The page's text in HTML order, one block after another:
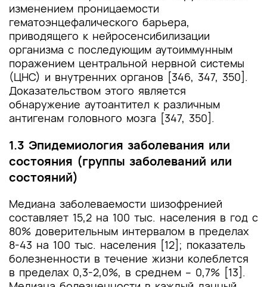
изменением проницаемости
гематоэнцефалического барьера,
приводящего к нейросенсибилизации
организма с последующим аутоиммунным
поражением центральной нервной системы
(ЦНС) и внутренних органов [346, 347, 350].
Доказательством этого является
обнаружение аутоантител к различным
антигенам головного мозга [347, 350].
1.3 Эпидемиология заболевания или
состояния (группы заболеваний или
состояний)
Медиана заболеваемости шизофренией
составляет 15,2 на 100 тыс. населения в год с
80% доверительным интервалом в пределах
8-43 на 100 тыс. населения [12]; показатель
болезненности в течение жизни колеблется
в пределах 0,3-2,0%, в среднем – 0,7% [13].